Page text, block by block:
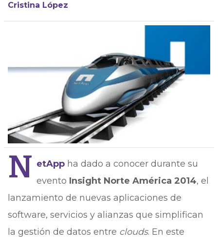
Cristina López
N etAppha dado a conocer durante su
evento Insight Norte América 2014, el
lanzamiento de nuevas aplicaciones de
software, servicios y alianzas que simplifican
la gestión de datos entre clouds. En este